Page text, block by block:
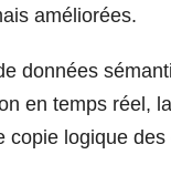
améliorées.
données
en temps réel,
copie logique